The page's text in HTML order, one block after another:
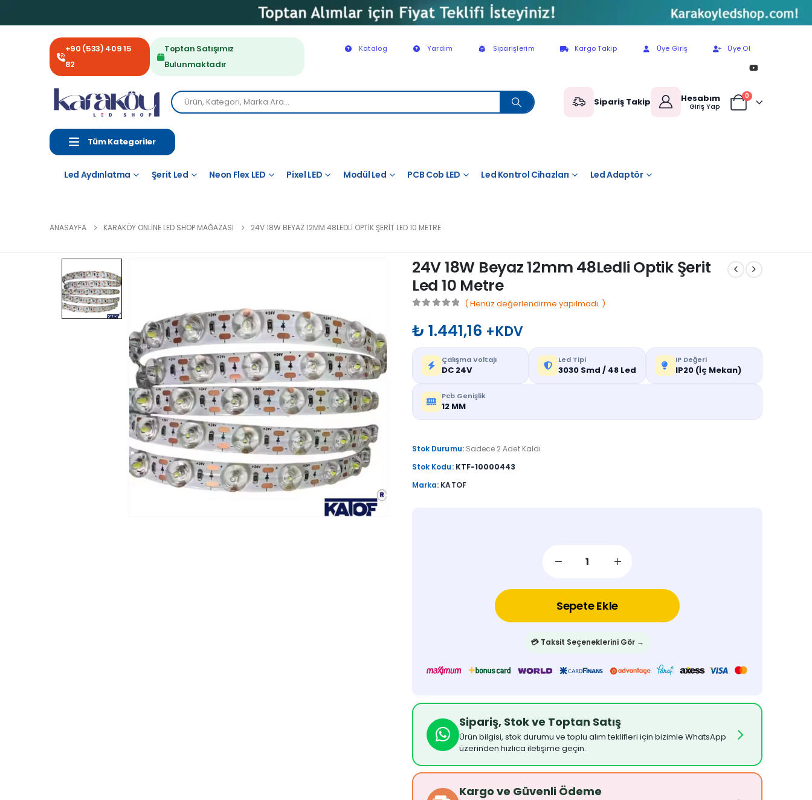
+90 (533) 409 15
82
Toptan Satışımız
Bulunmaktadır
Katalog Yardım Siparişlerim Kargo Takip Üye Giriş Üye Ol
Sipariş Takip Hesabım
Giriş Yap
0
Tüm Kategoriler
Led Aydınlatma Şerit Led Neon Flex LED Pixel LED Modül Led PCB Cob LED Led Kontrol Cihazları Led Adaptör
ANASAYFA KARAKÖY ONLINE LED SHOP MAĞAZASI 24V 18W BEYAZ 12MM 48LEDLI OPTIK ŞERIT LED 10 METRE
24V 18W Beyaz 12mm 48Ledli Optik Şerit
Led 10 Metre
( Henüz değerlendirme yapılmadı. )
₺ 1.441,16 +KDV
Çalışma Voltajı
DC 24V
Led Tipi
3030 Smd / 48 Led
IP Değeri
IP20 (İç Mekan)
Pcb Genişlik
12 MM
Stok Durumu: Sadece 2 Adet Kaldı
Stok Kodu: KTF-10000443
Marka: KATOF
Sepete Ekle
💳 Taksit Seçeneklerini Gör →
Sipariş, Stok ve Toptan Satış
Ürün bilgisi, stok durumu ve toplu alım teklifleri için bizimle WhatsApp
üzerinden hızlıca iletişime geçin.
Kargo ve Güvenli Ödeme